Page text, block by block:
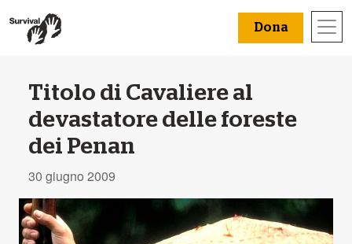
Dona
Titolo di Cavaliere al
devastatore delle foreste
dei Penan
30 giugno 2009